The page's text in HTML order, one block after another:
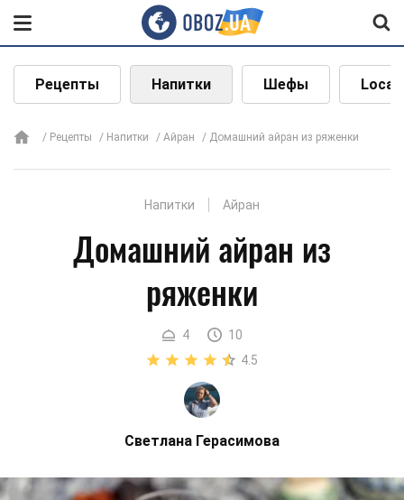
Рецепты Напитки Шефы Local
Рецепты Напитки Айран Домашний айран из ряженки
Напитки Айран
Домашний айран из
ряженки
4
10
4.5
Светлана Герасимова